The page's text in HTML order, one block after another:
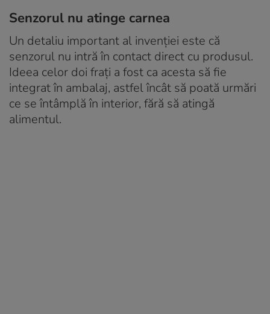
Senzorul nu atinge carnea
Un detaliu important al invenției este că
senzorul nu intră în contact direct cu produsul.
Ideea celor doi frați a fost ca acesta să fie
integrat în ambalaj, astfel încât să poată urmări
ce se întâmplă în interior, fără să atingă
alimentul.